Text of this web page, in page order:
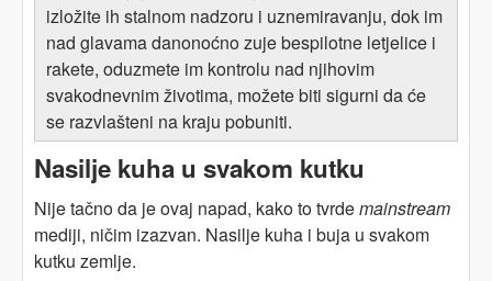
izložite ih stalnom nadzoru i uznemiravanju, dok im
nad glavama danonoćno zuje bespilotne letjelice i
rakete, oduzmete im kontrolu nad njihovim
svakodnevnim životima, možete biti sigurni da će
se razvlašteni na kraju pobuniti.
Nasilje kuha u svakom kutku
Nije tačno da je ovaj napad, kako to tvrdemainstream
mediji, ničim izazvan. Nasilje kuha i buja u svakom
kutku zemlje.